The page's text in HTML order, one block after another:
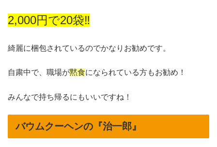
2,000円で20袋‼︎
綺麗に梱包されているのでかなりお勧めです。
自粛中で、職場が黙食になられている方もお勧め！
みんなで持ち帰るにもいいですね！
バウムクーヘンの『治一郎』